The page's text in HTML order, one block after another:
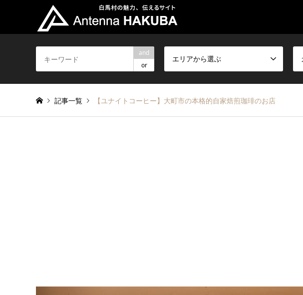
and
or
エリアから選ぶ
記事一覧 【ユナイトコーヒー】大町市の本格的自家焙煎珈琲のお店